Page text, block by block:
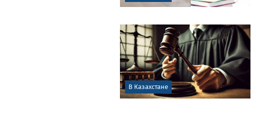
В Казахстане